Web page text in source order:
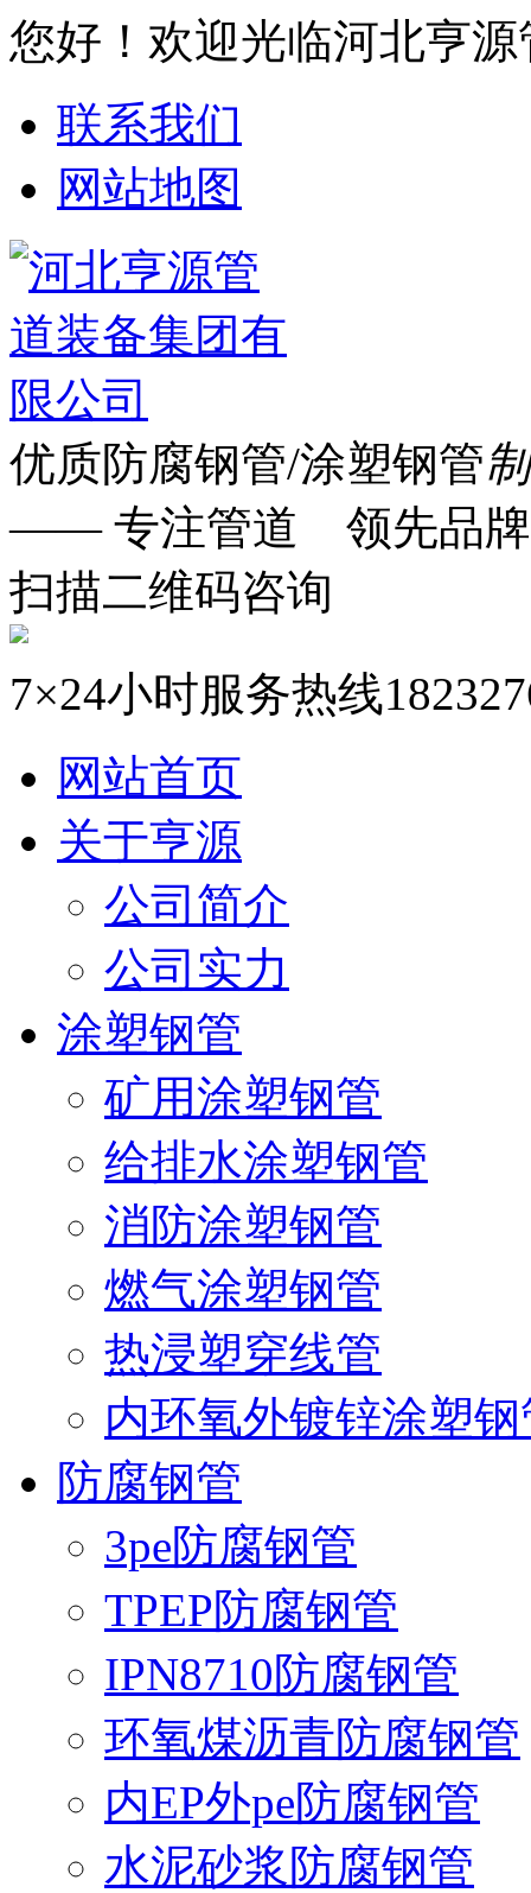
您好！欢迎光临河北亨
联系我们
网站地图
优质防腐钢管/涂塑钢管
—— 专注管道 领先品
扫描二维码咨询
7×24小时服务热线
网站首页
关于亨源
公司简介
公司实力
涂塑钢管
矿用涂塑钢管
给排水涂塑钢管
消防涂塑钢管
燃气涂塑钢管
热浸塑穿线管
内环氧外镀锌涂塑钢
防腐钢管
3pe防腐钢管
TPEP防腐钢管
IPN8710防腐钢管
环氧煤沥青防腐钢管
内EP外pe防腐钢管
水泥砂浆防腐钢管